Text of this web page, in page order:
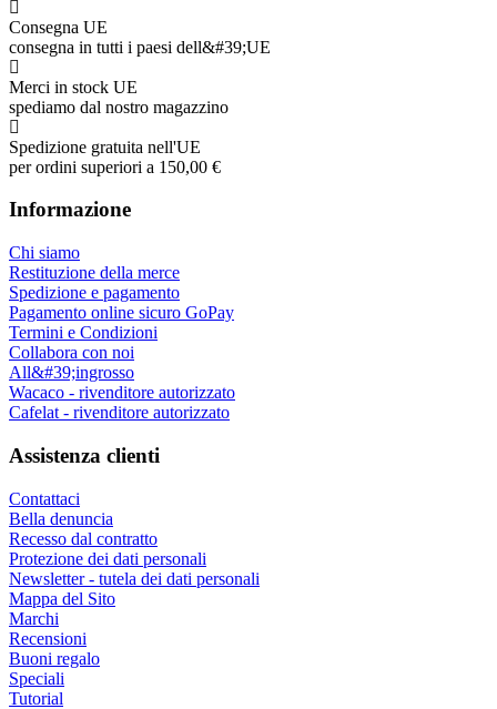
Consegna UE
consegna in tutti i paesi dell&#39;UE
Merci in stock UE
spediamo dal nostro magazzino
Spedizione gratuita nell'UE
per ordini superiori a 150,00 €
Informazione
Chi siamo
Restituzione della merce
Spedizione e pagamento
Pagamento online sicuro GoPay
Termini e Condizioni
Collabora con noi
All&#39;ingrosso
Wacaco - rivenditore autorizzato
Cafelat - rivenditore autorizzato
Assistenza clienti
Contattaci
Bella denuncia
Recesso dal contratto
Protezione dei dati personali
Newsletter - tutela dei dati personali
Mappa del Sito
Marchi
Recensioni
Buoni regalo
Speciali
Tutorial